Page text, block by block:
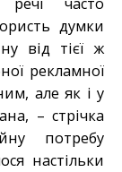
думки
від тієї ж
рекламної
але як і у
– стрічка
потребу
настільки